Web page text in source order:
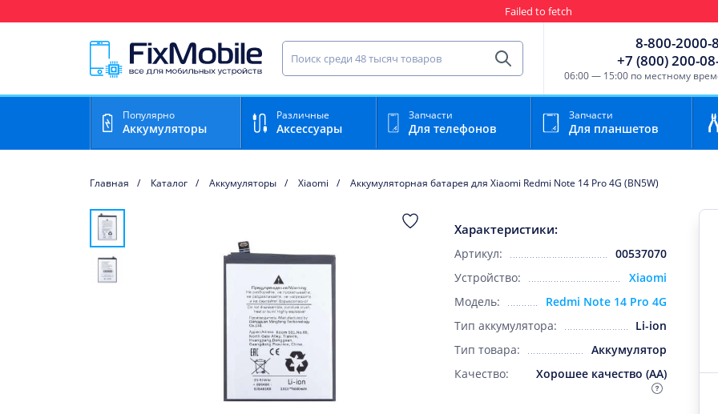
Failed to fetch
Найти запчасть для мобильного устройства
Найти
8-800-2000-
+7 (800) 200-
06:00 — 15:00 по местному
Популярно
Аккумуляторы
Различные
Аксессуары
Запчасти
Для телефонов
Запчасти
Для планшетов
Главная Каталог Аккумуляторы Xiaomi Аккумуляторная батарея для Xiaomi Redmi Note 14 Pro 4G (BN5W)
Характеристики:
Артикул:
00537070
Устройство:
Xiaomi
Модель:
Redmi Note 14 Pro 4G
Тип аккумулятора:
Li-ion
Тип товара:
Аккумулятор
Качество:
Хорошее качество (AA)